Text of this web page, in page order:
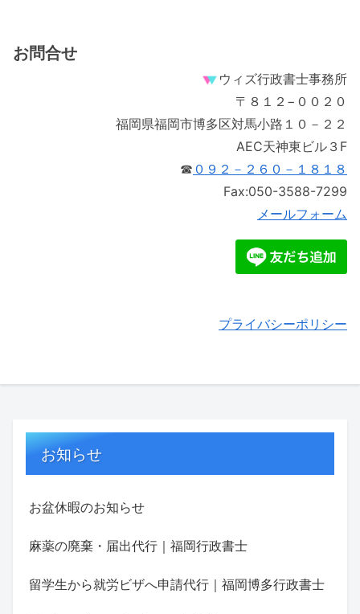
お問合せ
ウィズ行政書士事務所
〒８１２−００２０
福岡県福岡市博多区対馬小路１０－２２
AEC天神東ビル３F
☎ ０９２－２６０－１８１８
Fax:050-3588-7299
メールフォーム
プライバシーポリシー
お知らせ
お盆休暇のお知らせ
麻薬の廃棄・届出代行｜福岡行政書士
留学生から就労ビザへ申請代行｜福岡博多行政書士